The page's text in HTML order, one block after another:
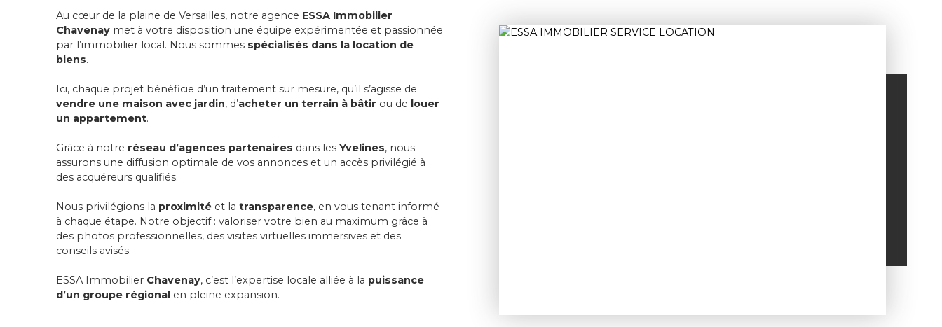
Au cœur de la plaine de Versailles, notre agence ESSA Immobilier
Chavenay met à votre disposition une équipe expérimentée et passionnée
par l’immobilier local. Nous sommes spécialisés dans la location de
biens.
Ici, chaque projet bénéficie d’un traitement sur mesure, qu’il s’agisse de
vendre une maison avec jardin, d’acheter un terrain à bâtir ou de louer
un appartement.
Grâce à notre réseau d’agences partenaires dans les Yvelines, nous
assurons une diffusion optimale de vos annonces et un accès privilégié à
des acquéreurs qualifiés.
Nous privilégions la proximité et la transparence, en vous tenant informé
à chaque étape. Notre objectif : valoriser votre bien au maximum grâce à
des photos professionnelles, des visites virtuelles immersives et des
conseils avisés.
ESSA Immobilier Chavenay, c’est l’expertise locale alliée à la puissance
d’un groupe régional en pleine expansion.